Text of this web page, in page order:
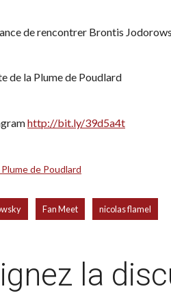
de rencontrer Brontis
de la Plume de Poudlard
http://bit.ly/39d5a4t
Fan Meet nicolas flamel
la